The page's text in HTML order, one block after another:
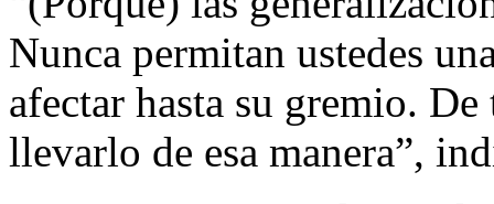
Nunca permitan ustedes
afectar hasta su gremio.
llevarlo de esa manera”,